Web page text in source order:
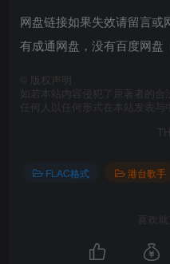
网盘链接如果失效请留言或
有成通网盘，没有百度网盘
版权声明
如若本站内容侵犯了原著者的
任何人以任何形式在本站发表与
FLAC格式 港台歌手
喜欢